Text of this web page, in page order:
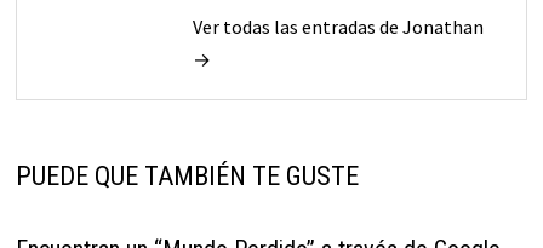
Ver todas las entradas de Jonathan
→
PUEDE QUE TAMBIÉN TE GUSTE